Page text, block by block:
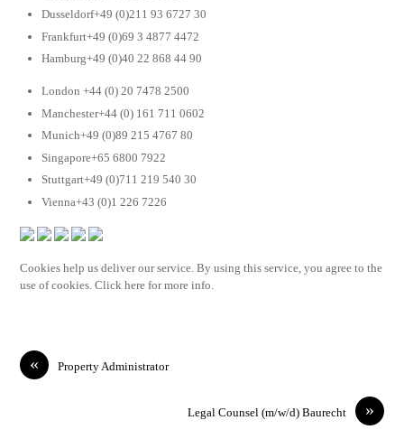
Dusseldorf+49 (0)211 93 6727 30
Frankfurt+49 (0)69 3 4877 4472
Hamburg+49 (0)40 22 868 44 90
London +44 (0) 20 7478 2500
Manchester+44 (0) 161 711 0602
Munich+49 (0)89 215 4767 80
Singapore+65 6800 7922
Stuttgart+49 (0)711 219 540 30
Vienna+43 (0)1 226 7226
Cookies help us deliver our service. By using this service, you agree to the
use of cookies. Click here for more info.
« Property Administrator
»
Legal Counsel (m/w/d) Baurecht